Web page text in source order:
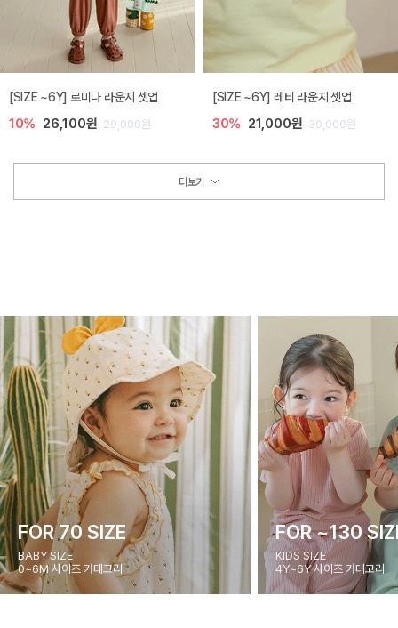
[SIZE ~6Y] 로미나 라운지 셋업
10% 26,100원 29,000원
[SIZE ~6Y] 레티 라운지 셋업
30% 21,000원 30,000원
더보기
FOR 70 SIZE
BABY SIZE
0~6M 사이즈 카테고리
FOR ~130
KIDS SIZE
4Y~6Y 사이즈 카테고리